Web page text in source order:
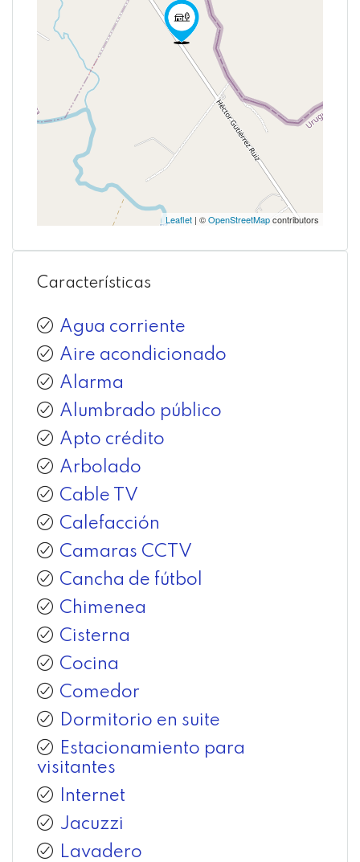
Leaflet | ©OpenStreetMapcontributors
Características
Agua corriente
Aire acondicionado
Alarma
Alumbrado público
Apto crédito
Arbolado
Cable TV
Calefacción
Camaras CCTV
Cancha de fútbol
Chimenea
Cisterna
Cocina
Comedor
Dormitorio en suite
Estacionamiento para
visitantes
Internet
Jacuzzi
Lavadero